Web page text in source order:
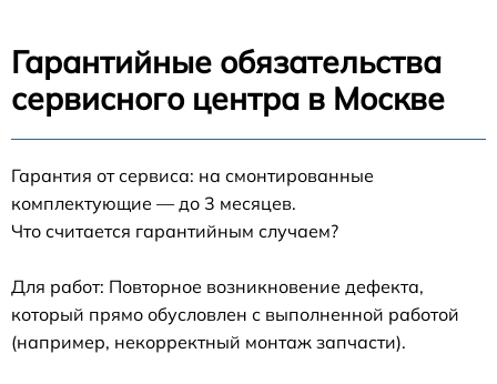
Гарантийные обязательства
сервисного центра в Москве
Гарантия от сервиса: на смонтированные
комплектующие — до 3 месяцев.
Что считается гарантийным случаем?
Для работ: Повторное возникновение дефекта,
который прямо обусловлен с выполненной работой
(например, некорректный монтаж запчасти).